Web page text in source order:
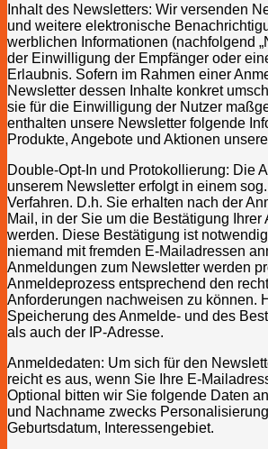
Inhalt des Newsletters: Wir versenden
und weitere elektronische
werblichen Informationen (nachfolgend
der Einwilligung der Empfänger oder
Erlaubnis. Sofern im Rahmen einer
Newsletter dessen Inhalte konkret
sie für die Einwilligung der Nutzer
enthalten unsere Newsletter folgende
Produkte, Angebote und Aktionen
Double-Opt-In und Protokollierung: Die
unserem Newsletter erfolgt in einem
Verfahren. D.h. Sie erhalten nach der
Mail, in der Sie um die Bestätigung Ihrer
werden. Diese Bestätigung ist
niemand mit fremden E-Mailadressen
Anmeldungen zum Newsletter werden
Anmeldeprozess entsprechend den
Anforderungen nachweisen zu können.
Speicherung des Anmelde- und des
als auch der IP-Adresse.
Anmeldedaten: Um sich für den
reicht es aus, wenn Sie Ihre E-
Optional bitten wir Sie folgende Daten
und Nachname zwecks
Geburtsdatum, Interessengebiet.